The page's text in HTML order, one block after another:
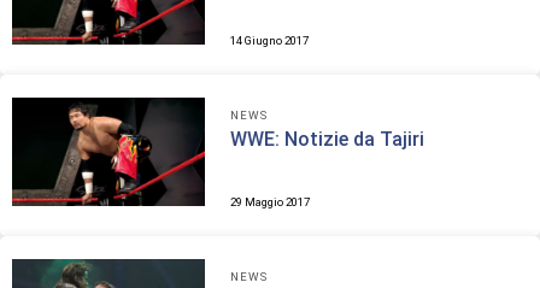
14 Giugno 2017
NEWS
WWE: Notizie da Tajiri
29 Maggio 2017
NEWS